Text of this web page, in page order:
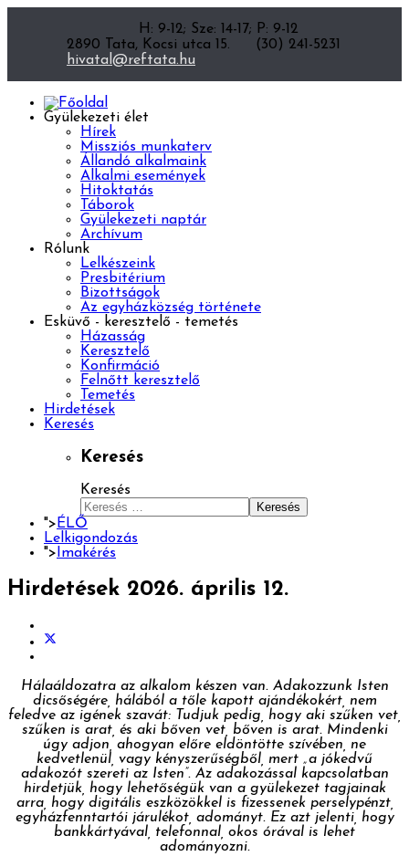
H: 9-12; Sze: 14-17; P: 9-12
2890 Tata, Kocsi utca 15.
(30) 241-5231
hivatal@reftata.hu
Gyülekezeti élet
Hírek
Missziós munkaterv
Állandó alkalmaink
Alkalmi események
Hitoktatás
Táborok
Gyülekezeti naptár
Archívum
Rólunk
Lelkészeink
Presbitérium
Bizottságok
Az egyházközség története
Esküvő - keresztelő - temetés
Házasság
Keresztelő
Konfirmáció
Felnőtt keresztelő
Temetés
Hirdetések
Keresés
Keresés
Keresés
Keresés
">ÉLŐ
Lelkigondozás
">Imakérés
Hirdetések 2026. április 12.
Hálaáldozatra az alkalom készen van. Adakozzunk Isten
dicsőségére, hálából a tőle kapott ajándékokért, nem
feledve az igének szavát: Tudjuk pedig, hogy aki szűken vet,
szűken is arat, és aki bőven vet, bőven is arat. Mindenki
úgy adjon, ahogyan előre eldöntötte szívében, ne
kedvetlenül, vagy kényszerűségből, mert „a jókedvű
adakozót szereti az Isten”. Az adakozással kapcsolatban
hirdetjük, hogy lehetőségük van a gyülekezet tagjainak
arra, hogy digitális eszközökkel is fizessenek perselypénzt,
egyházfenntartói járulékot, adományt. Ez azt jelenti, hogy
bankkártyával, telefonnal, okos órával is lehet
adományozni.